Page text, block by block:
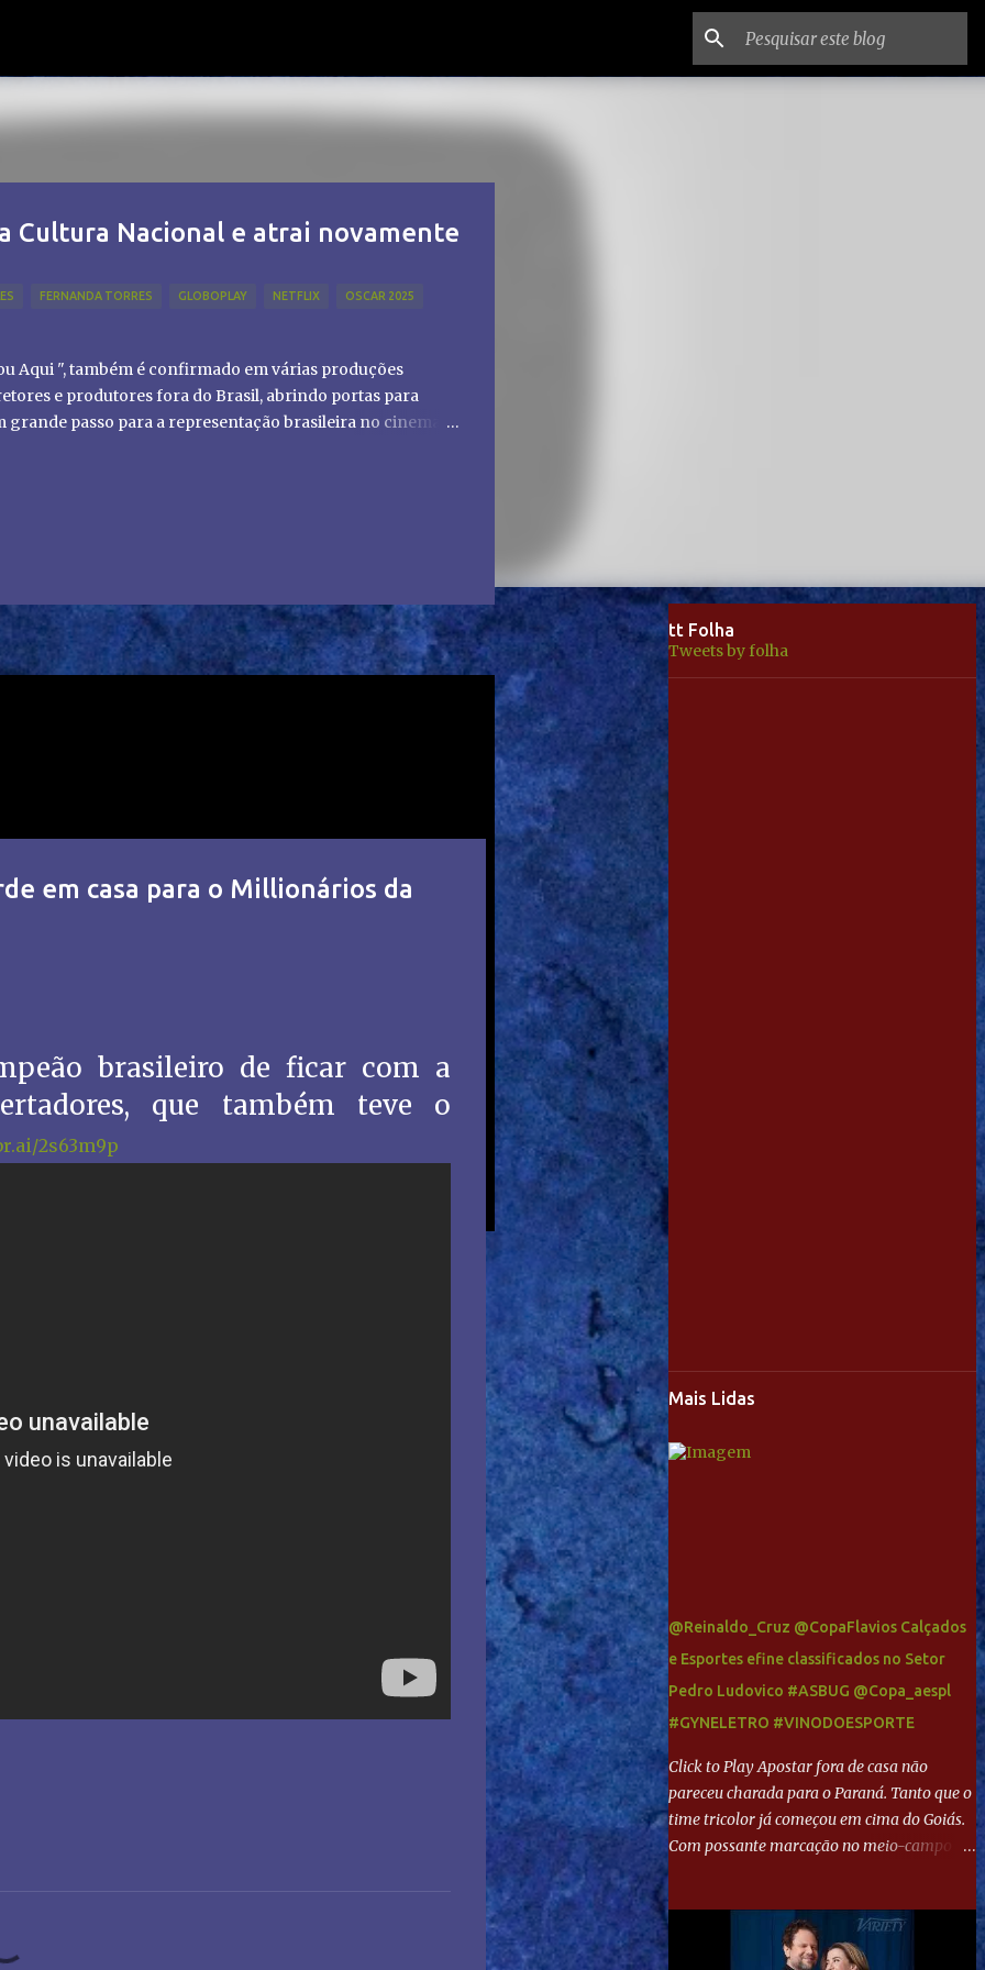
Cultura Nacional e atrai novamente
FERNANDA TORRES GLOBOPLAY NETFLIX OSCAR 2025
Aqui ", também é confirmado em várias produções
e produtores fora do Brasil, abrindo portas para
passo para a representação brasileira no cinema
em casa para o Millionários da
brasileiro de ficar com a
que também teve o
2s63m9p
tt Folha
Tweets by folha
Mais Lidas
@Reinaldo_Cruz @CopaFlavios Calçados
e Esportes efine classificados no Setor
Pedro Ludovico #ASBUG @Copa_aespl
#GYNELETRO #VINODOESPORTE
Click to Play Apostar fora de casa não
pareceu charada para o Paraná. Tanto que o
time tricolor já começou em cima do Goiás.
Com possante marcação no meio-campo e
direita, invadiu a área e bateu cruzado no
canto, sem chance para Harlei. Tal qual o